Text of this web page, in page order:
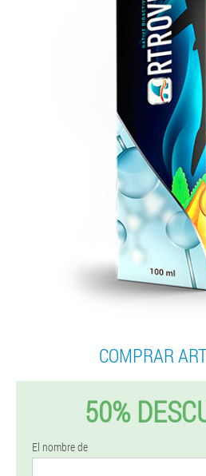
COMPRAR
50%
El nombre de